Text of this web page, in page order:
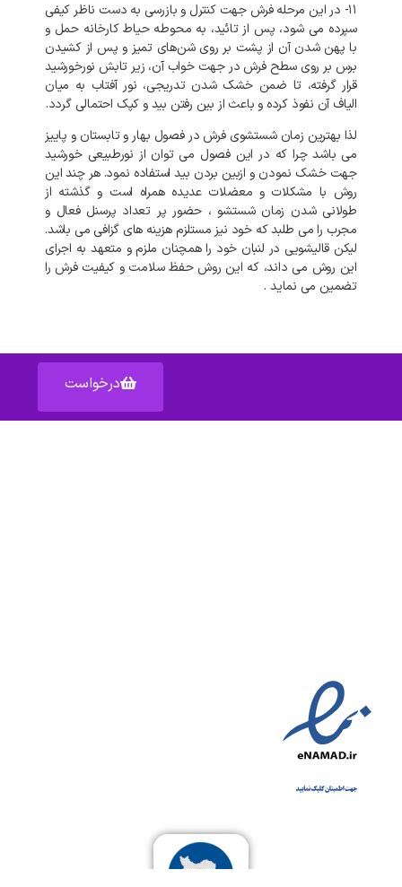
۱۱- در این مرحله فرش جهت کنترل و بازرسی به دست ناظر کیفی
سپرده می شود، پس از تائید، به محوطه حیاط کارخانه حمل و
با پهن شدن آن از پشت بر روی شن‌های تمیز و پس از کشیدن
برس بر روی سطح فرش در جهت خواب آن، زیر تابش نورخورشید
قرار گرفته، تا ضمن خشک شدن تدریجی، نور آفتاب به میان
الیاف آن نفوذ کرده و باعث از بین رفتن بید و کپک احتمالی گردد.
لذا بهترین زمان شستشوی فرش در فصول بهار و تابستان و پاییز
می باشد چرا که در این فصول می توان از نورطبیعی خورشید
جهت خشک نمودن و ازبین بردن بید استفاده نمود. هر چند این
روش با مشکلات و معضلات عدیده همراه است و گذشته از
طولانی شدن زمان شستشو ، حضور پر تعداد پرسنل فعال و
مجرب را می طلبد که خود نیز مستلزم هزینه های گزافی می باشد.
لیکن قالیشویی در لنبان خود را همچنان ملزم و متعهد به اجرای
این روش می داند، که این روش حفظ سلامت و کیفیت فرش را
تضمین می نماید .
درخواست